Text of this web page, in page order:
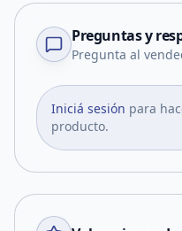
Preguntas y
Pregunta al
Iniciá sesión para
producto.